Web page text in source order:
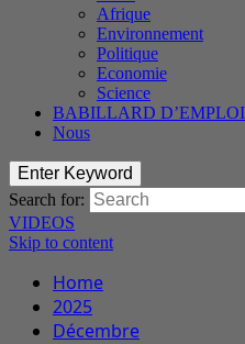
Afrique
Environnement
Politique
Economie
Science
BABILLARD D’EMPLOI
Nous
Enter Keyword
Search for:
VIDEOS
Skip to content
Home
2025
Décembre